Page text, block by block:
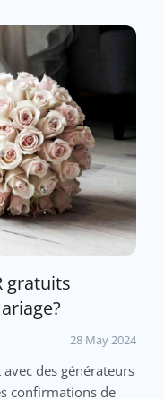
gratuits
28 May 2024
des générateurs
confirmations de